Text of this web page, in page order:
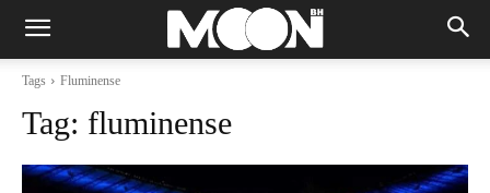
Tags Fluminense
Tag: fluminense